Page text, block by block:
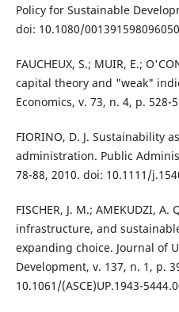
Policy for Sustainable
doi: 10.1080/
FAUCHEUX, S.; MUIR, E.;
capital theory and "weak"
Economics, v. 73, n. 4, p. 528-
FIORINO, D. J. Sustainability
administration. Public
78-88, 2010. doi: 10.1111/
FISCHER, J. M.; AMEKUDZI,
infrastructure, and
expanding choice. Journal of
Development, v. 137, n. 1, p.
10.1061/(ASCE)UP.1943-